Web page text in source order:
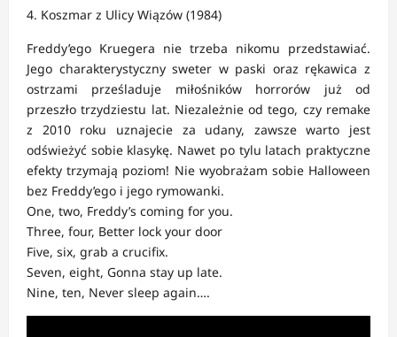
4. Koszmar z Ulicy Wiązów (1984)
Freddy’ego Kruegera nie trzeba nikomu przedstawiać.
Jego charakterystyczny sweter w paski oraz rękawica z
ostrzami prześladuje miłośników horrorów już od
przeszło trzydziestu lat. Niezależnie od tego, czy remake
z 2010 roku uznajecie za udany, zawsze warto jest
odświeżyć sobie klasykę. Nawet po tylu latach praktyczne
efekty trzymają poziom! Nie wyobrażam sobie Halloween
bez Freddy’ego i jego rymowanki.
One, two, Freddy’s coming for you.
Three, four, Better lock your door
Five, six, grab a crucifix.
Seven, eight, Gonna stay up late.
Nine, ten, Never sleep again….